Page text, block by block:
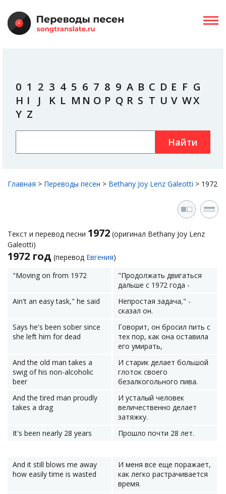
0 1 2 3 4 5 6 7 8 9 A B C D E F G
H I J K L M N O P Q R S T U V WX
Y Z
Найти
Главная > Переводы песен > Bethany Joy Lenz Galeotti > 1972
Текст и перевод песни 1972 (оригинал Bethany Joy Lenz
Galeotti)
1972 год (перевод Евгения)
"Moving on from 1972
"Продолжать двигаться
дальше с 1972 года -
Ain't an easy task," he said
Непростая задача," -
сказал он.
Says he's been sober since
she left him for dead
Говорит, он бросил пить с
тех пор, как она оставила
его умирать,
And the old man takes a
swig of his non-alcoholic
beer
И старик делает большой
глоток своего
безалкогольного пива.
And the tired man proudly
takes a drag
И усталый человек
величественно делает
затяжку.
It's been nearly 28 years
Прошло почти 28 лет.
And it still blows me away
how easily time is wasted
И меня все еще поражает,
как легко растрачивается
время.